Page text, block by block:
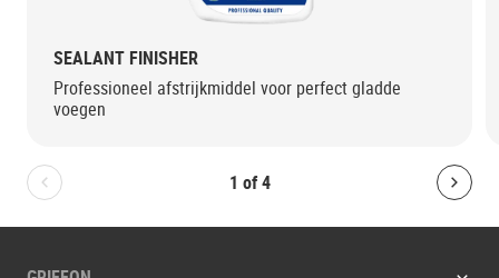
1 of 4
Bolton.General.PreviousSlide
SEALANT FINISHER
Professioneel afstrijkmiddel voor perfect gladde
voegen